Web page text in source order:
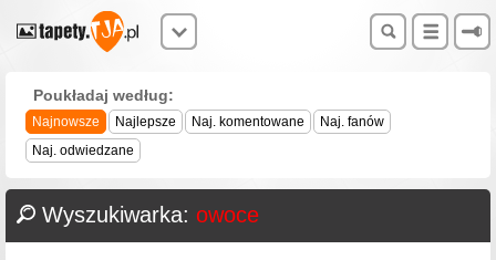
Poukładaj według:
Najnowsze Najlepsze Naj. komentowane
Naj. fanów
Naj. odwiedzane
Wyszukiwarka: owoce